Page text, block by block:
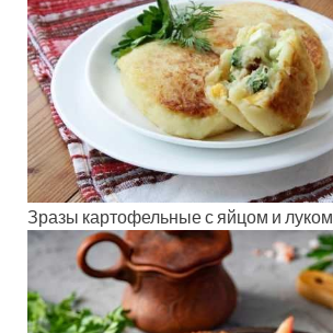
Зразы картофельные с яйцом и луком